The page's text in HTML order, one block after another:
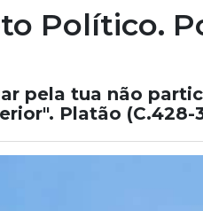
Político.
pela tua não
Platão (C.428-